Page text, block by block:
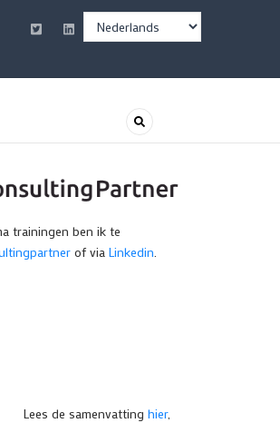
Select
your
trainingen ben ik te
of via Linkedin.
Lees de samenvatting hier,